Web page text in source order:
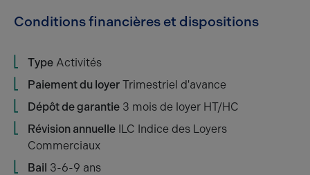
Conditions financières et dispositions
Type Activités
Paiement du loyer Trimestriel d'avance
Dépôt de garantie 3 mois de loyer HT/HC
Révision annuelle ILC Indice des Loyers
Commerciaux
Bail 3-6-9 ans